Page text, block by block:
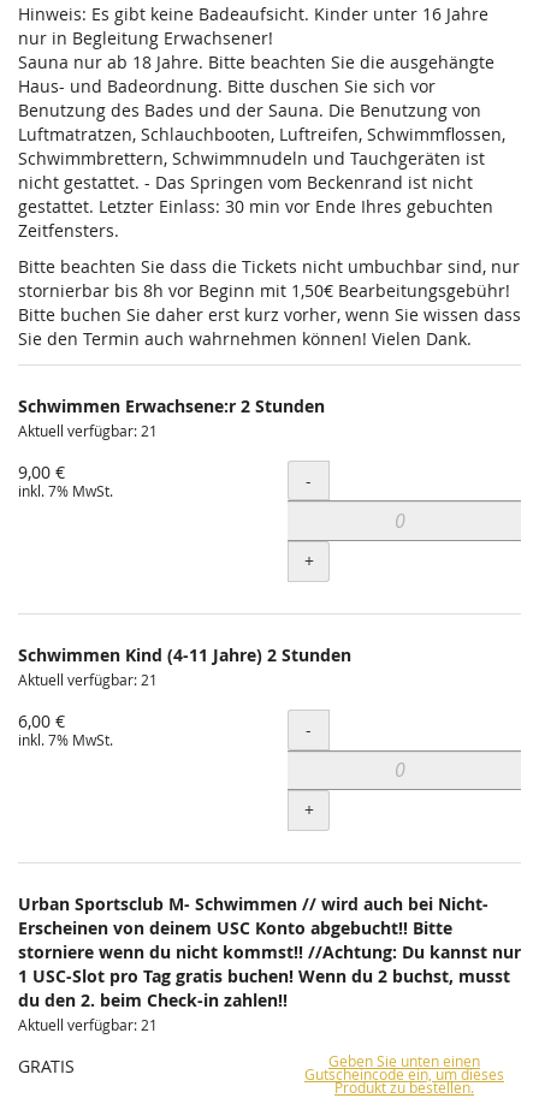
Hinweis: Es gibt keine Badeaufsicht. Kinder unter 16 Jahre
nur in Begleitung Erwachsener!
Sauna nur ab 18 Jahre. Bitte beachten Sie die ausgehängte
Haus- und Badeordnung. Bitte duschen Sie sich vor
Benutzung des Bades und der Sauna. Die Benutzung von
Luftmatratzen, Schlauchbooten, Luftreifen, Schwimmflossen,
Schwimmbrettern, Schwimmnudeln und Tauchgeräten ist
nicht gestattet. - Das Springen vom Beckenrand ist nicht
gestattet. Letzter Einlass: 30 min vor Ende Ihres gebuchten
Zeitfensters.
Bitte beachten Sie dass die Tickets nicht umbuchbar sind, nur
stornierbar bis 8h vor Beginn mit 1,50€ Bearbeitungsgebühr!
Bitte buchen Sie daher erst kurz vorher, wenn Sie wissen dass
Sie den Termin auch wahrnehmen können! Vielen Dank.
Schwimmen Erwachsene:r 2 Stunden
Aktuell verfügbar: 21
9,00 €
inkl. 7% MwSt. Menge
-
+
Schwimmen Kind (4-11 Jahre) 2 Stunden
Aktuell verfügbar: 21
6,00 €
inkl. 7% MwSt. Menge
-
+
Urban Sportsclub M- Schwimmen // wird auch bei Nicht-
Erscheinen von deinem USC Konto abgebucht!! Bitte
storniere wenn du nicht kommst!! //Achtung: Du kannst nur
1 USC-Slot pro Tag gratis buchen! Wenn du 2 buchst, musst
du den 2. beim Check-in zahlen!!
Aktuell verfügbar: 21
GRATIS Geben Sie unten einen
Gutscheincode ein, um dieses
Produkt zu bestellen.